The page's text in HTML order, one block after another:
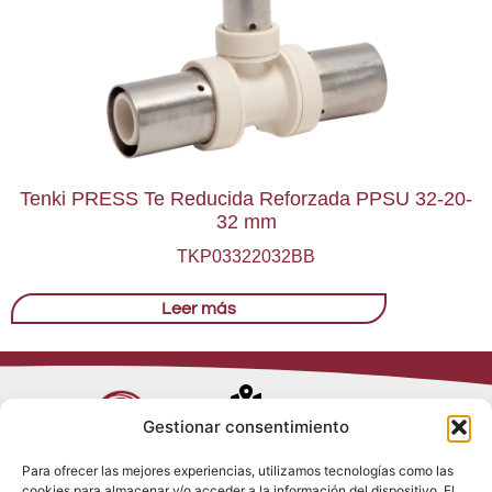
Gestionar consentimiento
Para ofrecer las mejores experiencias, utilizamos tecnologías como las
Tenki PRESS Te Reducida Reforzada PPSU 32-20-
32 mm
TKP03322032BB
Leer más
Avenida de
28017 Madrid